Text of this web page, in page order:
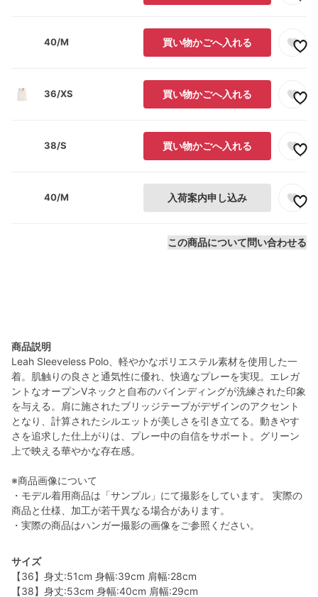
40/M 買い物かごへ入れる
36/XS 買い物かごへ入れる
38/S 買い物かごへ入れる
40/M 入荷案内申し込み
この商品について問い合わせる
商品説明
Leah Sleeveless Polo、軽やかなポリエステル素材を使用した一
着。肌触りの良さと通気性に優れ、快適なプレーを実現。エレガ
ントなオープンVネックと自布のバインディングが洗練された印象
を与える。肩に施されたブリッジテープがデザインのアクセント
となり、計算されたシルエットが美しさを引き立てる。動きやす
さを追求した仕上がりは、プレー中の自信をサポート。グリーン
上で映える華やかな存在感。
※商品画像について
・モデル着用商品は「サンプル」にて撮影をしています。 実際の
商品と仕様、加工が若干異なる場合があります。
・実際の商品はハンガー撮影の画像をご参照ください。
サイズ
【36】身丈:51cm 身幅:39cm 肩幅:28cm
【38】身丈:53cm 身幅:40cm 肩幅:29cm